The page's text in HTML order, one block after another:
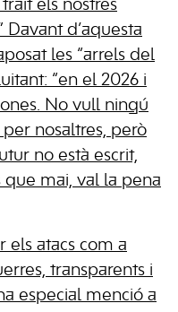
els nostres
Davant d’aquesta
les “arrels del
“en el 2026 i
No vull ningú
nosaltres, però
no està escrit,
que mai, val la pena
els atacs com a
transparents i
especial menció a